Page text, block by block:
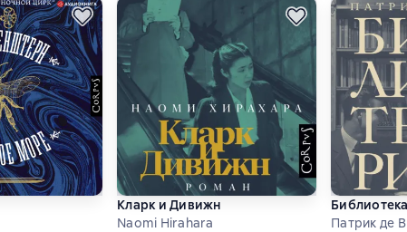
Кларк и Дивижн
Naomi Hirahara
Патрик де